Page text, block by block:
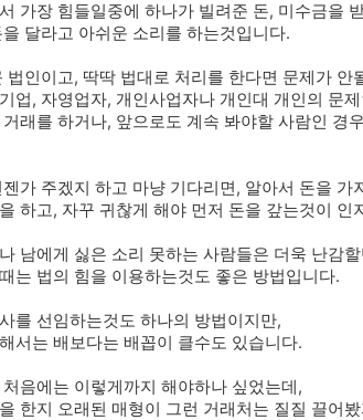
가장 힘들일중에 하나가 빌려준 돈, 미수금을
을 달라고 아쉬운 소리를 하는것입니다.
법인이고, 딱딱 법대로 처리를 한다면 문제가 안
업, 자영업자, 개인사업자나 개인대 개인의 문
거래를 하거나, 앞으로도 계속 봐야할 사람인 경
가 주겠지 하고 마냥 기다리면, 알아서 돈을 가
하고, 자꾸 귀찮게 해야 먼저 돈을 갚는것이 인
남에게 싫은 소리 못하는 사람들은 더욱 난감
는 법의 힘을 이용하는것도 좋은 방법입니다.
를 선임하는것도 하나의 방법이지만,
서는 배보다는 배꼽이 클수도 있습니다.
처음에는 이렇게까지 해야하나 싶었는데,
한지 오래된 매형이 그런 거래처는 질질 끌어